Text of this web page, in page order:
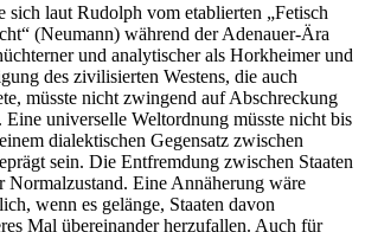
sich laut Rudolph vom etablierten „Fetisch
(Neumann) während der Adenauer-Ära
und analytischer als Horkheimer und
des zivilisierten Westens, die auch
müsste nicht zwingend auf Abschreckung
universelle Weltordnung müsste nicht bis
dialektischen Gegensatz zwischen
sein. Die Entfremdung zwischen Staaten
Normalzustand. Eine Annäherung wäre
wenn es gelänge, Staaten davon
Mal übereinander herzufallen. Auch für